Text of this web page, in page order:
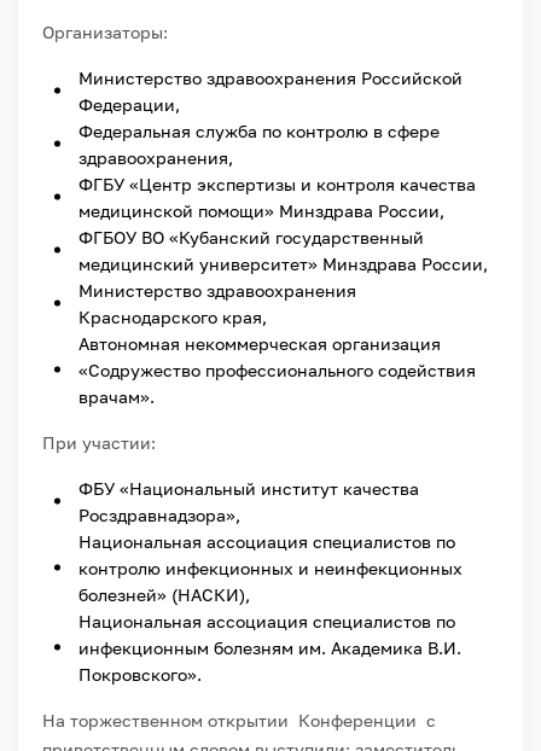
Организаторы:
Министерство здравоохранения Российской
Федерации,
Федеральная служба по контролю в сфере
здравоохранения,
ФГБУ «Центр экспертизы и контроля качества
медицинской помощи» Минздрава России,
ФГБОУ ВО «Кубанский государственный
медицинский университет» Минздрава России,
Министерство здравоохранения
Краснодарского края,
Автономная некоммерческая организация
«Содружество профессионального содействия
врачам».
При участии:
ФБУ «Национальный институт качества
Росздравнадзора»,
Национальная ассоциация специалистов по
контролю инфекционных и неинфекционных
болезней» (НАСКИ),
Национальная ассоциация специалистов по
инфекционным болезням им. Академика В.И.
Покровского».
На торжественном открытии Конференции с